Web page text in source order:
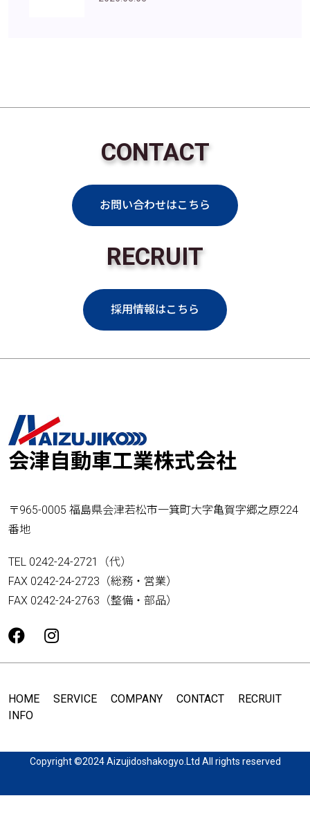
CONTACT
お問い合わせはこちら
RECRUIT
採用情報はこちら
会津自動車工業株式会社
〒965-0005 福島県会津若松市一箕町大字亀賀字郷之原224
番地
TEL 0242-24-2721（代）
FAX 0242-24-2723（総務・営業）
FAX 0242-24-2763（整備・部品）
HOME SERVICE COMPANY CONTACT
RECRUIT
INFO
Copyright ©2024 Aizujidoshakogyo.Ltd All rights reserved